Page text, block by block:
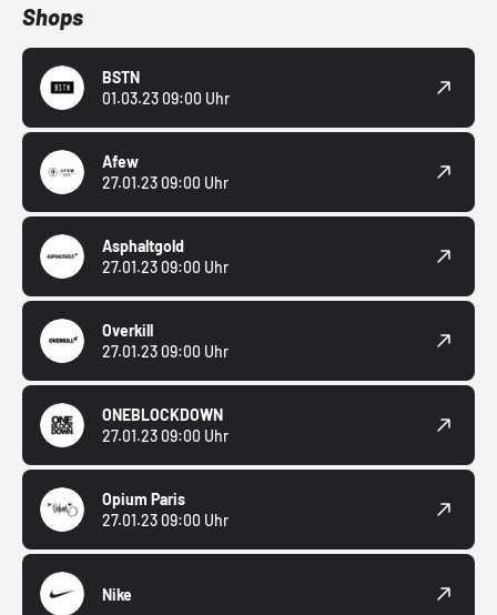
Shops
BSTN
01.03.23 09:00 Uhr
Afew
27.01.23 09:00 Uhr
Asphaltgold
27.01.23 09:00 Uhr
Overkill
27.01.23 09:00 Uhr
ONEBLOCKDOWN
27.01.23 09:00 Uhr
Opium Paris
27.01.23 09:00 Uhr
Nike